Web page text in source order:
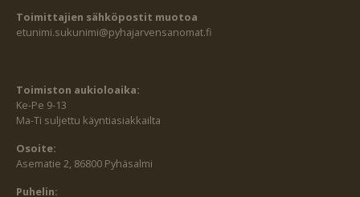
Toimittajien sähköpostit muotoa
etunimi.sukunimi@pyhajarvensanomat.fi
Toimiston aukioloaika:
Ke-Pe 9-13
Ma-Ti suljettu käyntiasiakkailta
Osoite:
Asematie 2, 86800 Pyhäsalmi
Puhelin: